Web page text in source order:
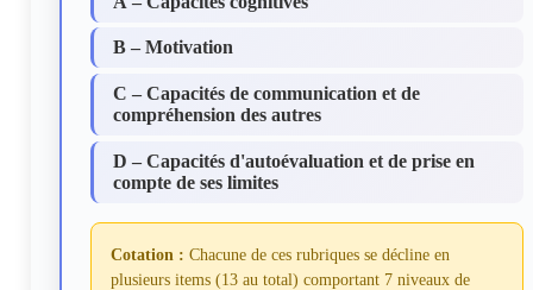
B – Motivation
C – Capacités de communication et de
compréhension des autres
D – Capacités d'autoévaluation et de prise en
compte de ses limites
Cotation : Chacune de ces rubriques se décline en
plusieurs items (13 au total) comportant 7 niveaux de